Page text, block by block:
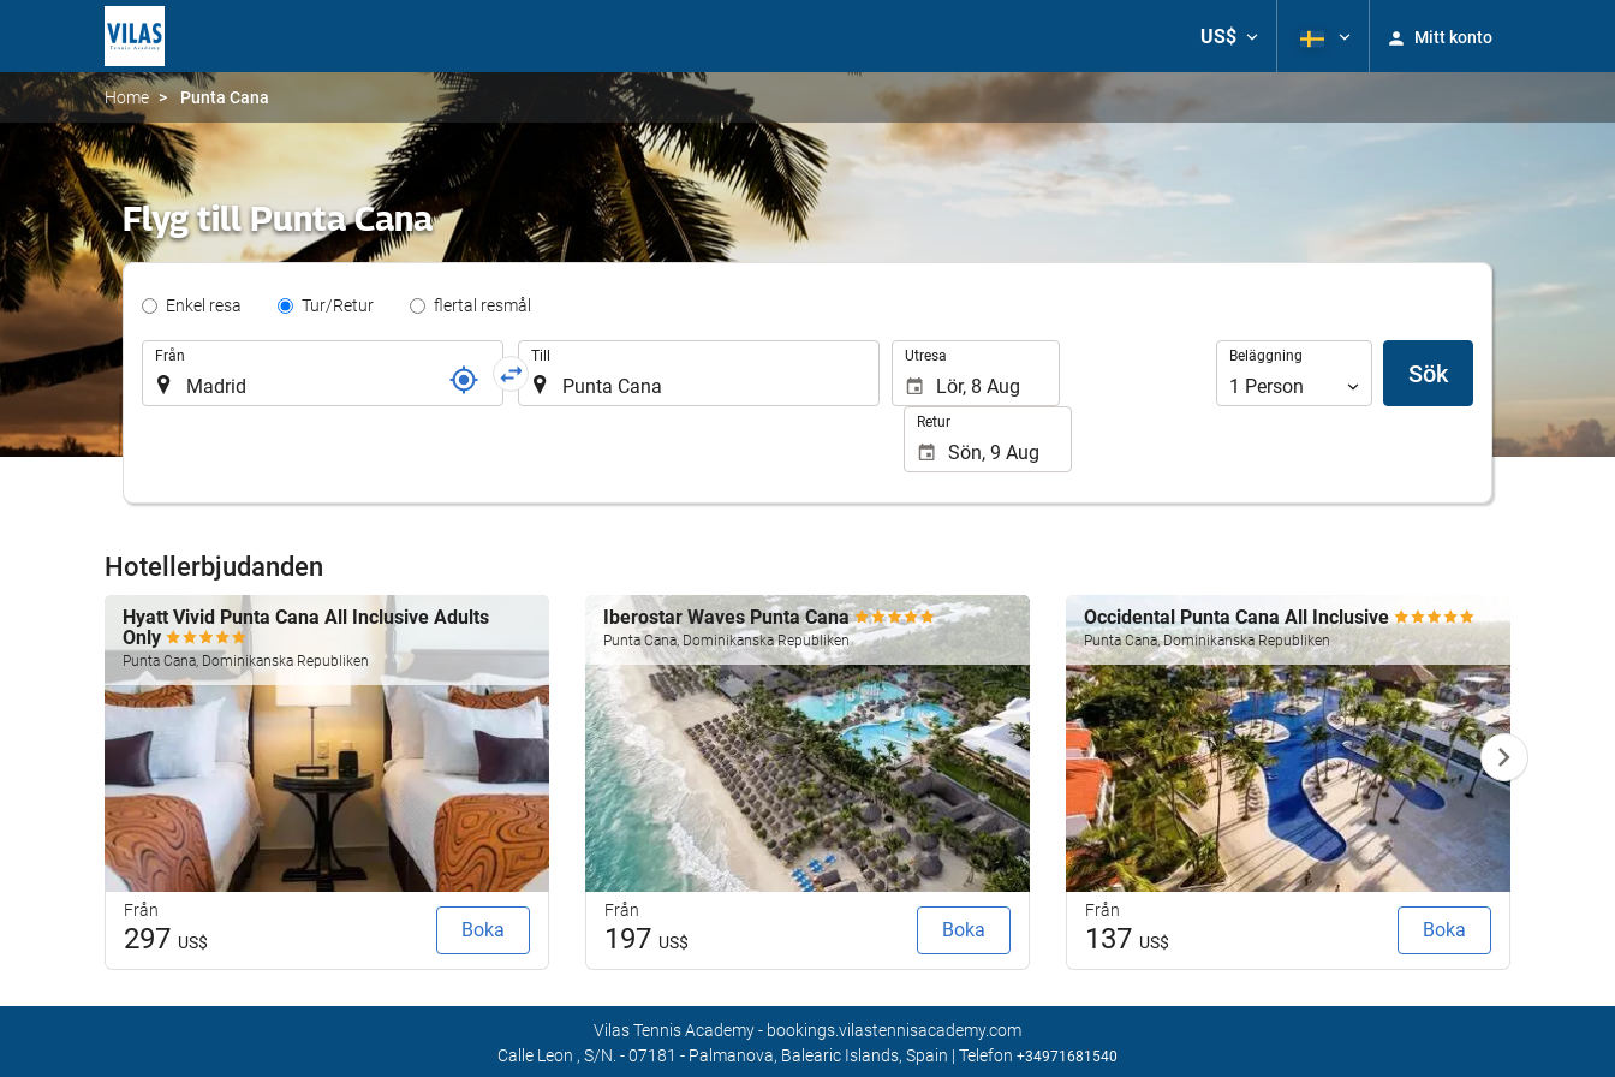
US$ Mitt konto
Home Punta Cana
Flyg till Punta Cana
Tipo
Trayecto
Enkel resa Tur/Retur flertal resmål
Resa
Från Till Utresa
Retur
Beläggning
Beläggning
1 Person Sök
Hotellerbjudanden
Hyatt Vivid Punta Cana All Inclusive Adults
Only
Punta Cana, Dominikanska Republiken
Från
297 US$
Boka
Iberostar Waves Punta Cana
Punta Cana, Dominikanska Republiken
Från
197 US$
Boka
Occidental Punta Cana All Inclusive
Punta Cana, Dominikanska Republiken
Från
137 US$
Boka
Vilas Tennis Academy - bookings.vilastennisacademy.com
Calle Leon , S/N. - 07181 - Palmanova, Balearic Islands, Spain | Telefon +34971681540